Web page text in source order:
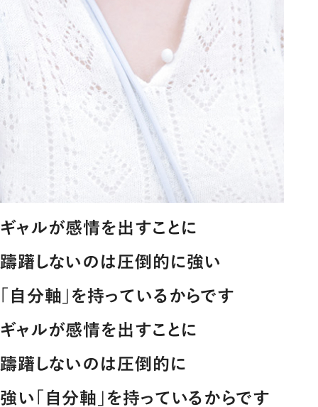
ギャルが感情を出すことに
躊躇しないのは圧倒的に強い
｢自分軸｣を持っているからです
ギャルが感情を出すことに
躊躇しないのは圧倒的に
強い｢自分軸｣を持っているからです